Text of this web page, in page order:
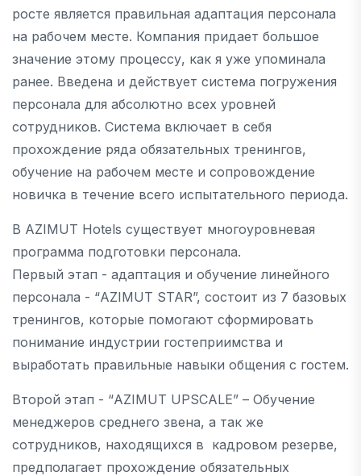
росте является правильная адаптация персонала
на рабочем месте. Компания придает большое
значение этому процессу, как я уже упоминала
ранее. Введена и действует система погружения
персонала для абсолютно всех уровней
сотрудников. Система включает в себя
прохождение ряда обязательных тренингов,
обучение на рабочем месте и сопровождение
новичка в течение всего испытательного периода.
В AZIMUT Hotels существует многоуровневая
программа подготовки персонала.
Первый этап - адаптация и обучение линейного
персонала - “AZIMUT STAR”, состоит из 7 базовых
тренингов, которые помогают сформировать
понимание индустрии гостеприимства и
выработать правильные навыки общения с гостем.
Второй этап - “AZIMUT UPSCALE” – Обучение
менеджеров среднего звена, а так же
сотрудников, находящихся в кадровом резерве,
предполагает прохождение обязательных